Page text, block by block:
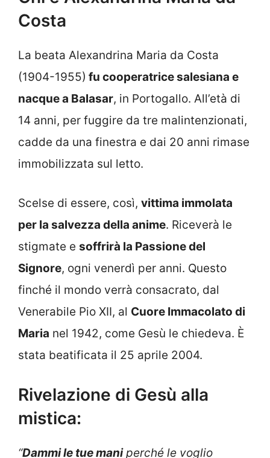
Costa
La beata Alexandrina Maria da Costa
(1904-1955) fu cooperatrice salesiana e
nacque a Balasar, in Portogallo. All’età di
14 anni, per fuggire da tre malintenzionati,
cadde da una finestra e dai 20 anni rimase
immobilizzata sul letto.
Scelse di essere, così, vittima immolata
per la salvezza della anime. Riceverà le
stigmate e soffrirà la Passione del
Signore, ogni venerdì per anni. Questo
finché il mondo verrà consacrato, dal
Venerabile Pio XII, al Cuore Immacolato di
Maria nel 1942, come Gesù le chiedeva. È
stata beatificata il 25 aprile 2004.
Rivelazione di Gesù alla
mistica:
“Dammi le tue maniperché le voglio